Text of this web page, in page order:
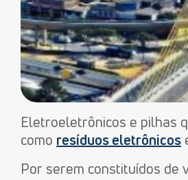
Eletroeletrônicos e pilhas
como resíduos eletrônicos
Por serem constituídos de